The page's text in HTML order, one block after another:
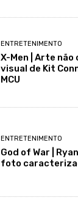
ENTRETENIMENTO
X-Men | Arte
visual de Kit
MCU
ENTRETENIMENTO
God of War |
foto